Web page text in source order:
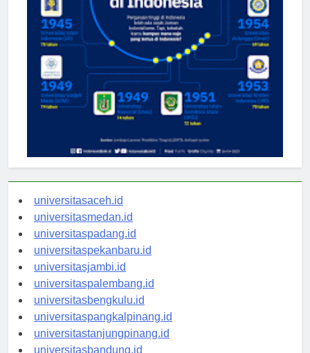
universitasaceh.id
universitasmedan.id
universitaspadang.id
universitaspekanbaru.id
universitasjambi.id
universitaspalembang.id
universitasbengkulu.id
universitaspangkalpinang.id
universitastanjungpinang.id